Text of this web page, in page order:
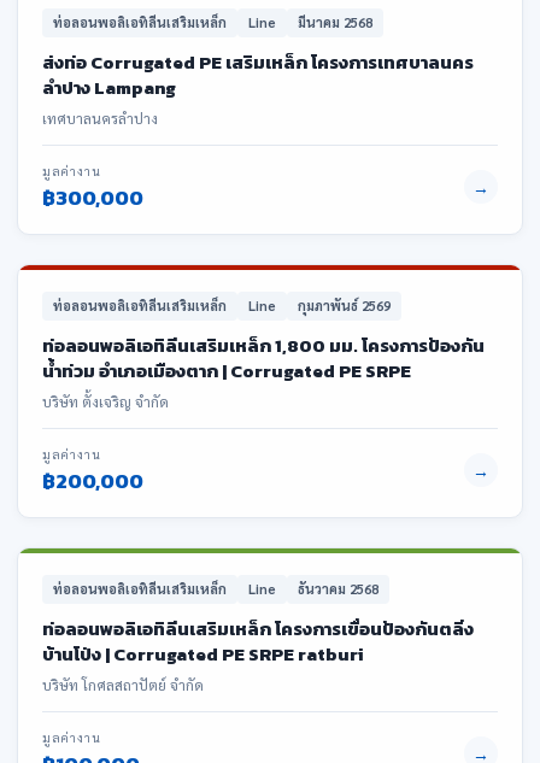
ท่อลอนพอลิเอทิลีนเสริมเหล็ก Line มีนาคม 2568
ส่งท่อ Corrugated PE เสริมเหล็ก โครงการเทศบาลนคร
ลำปาง Lampang
เทศบาลนครลำปาง
มูลค่างาน
฿300,000 →
ท่อลอนพอลิเอทิลีนเสริมเหล็ก Line กุมภาพันธ์ 2569
ท่อลอนพอลิเอทิลีนเสริมเหล็ก 1,800 มม. โครงการป้องกัน
น้ำท่วม อำเภอเมืองตาก | Corrugated PE SRPE
บริษัท ตั้งเจริญ จำกัด
มูลค่างาน
฿200,000 →
ท่อลอนพอลิเอทิลีนเสริมเหล็ก Line ธันวาคม 2568
ท่อลอนพอลิเอทิลีนเสริมเหล็ก โครงการเขื่อนป้องกันตลิ่ง
บ้านโป่ง | Corrugated PE SRPE ratburi
บริษัท โกศลสถาปัตย์ จำกัด
มูลค่างาน
→